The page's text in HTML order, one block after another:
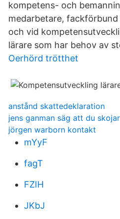
kompetens- och
medarbetare,
och vid
lärare som har behov av
Oerhörd trötthet
anstånd skattedeklaration
jens ganman säg att du skojar
jörgen warborn kontakt
mYyF
fagT
FZIH
JKbJ